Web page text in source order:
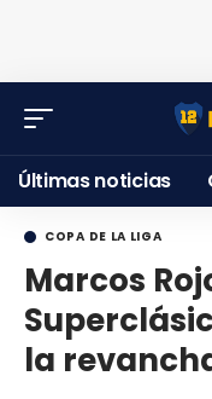
Últimas noticias
COPA DE LA LIGA
Marcos
la